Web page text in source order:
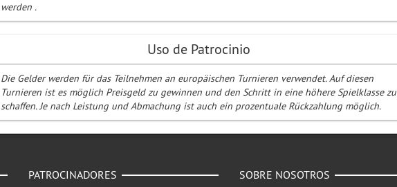
werden .
Uso de Patrocinio
Die Gelder werden für das Teilnehmen an europäischen Turnieren verwendet. Auf diesen
Turnieren ist es möglich Preisgeld zu gewinnen und den Schritt in eine höhere Spielklasse zu
schaffen. Je nach Leistung und Abmachung ist auch ein prozentuale Rückzahlung möglich.
PATROCINADORES SOBRE NOSOTROS